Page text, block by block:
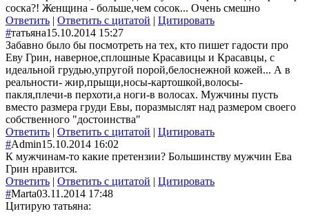
соска?! Женщина - больше,чем сосок... Очень смешно
Ответить | Ответить с цитатой | Цитировать
#татьяна15.10.2014 15:27
Забавно было бы посмотреть на тех, кто пишет гадости про
Еву Грин, наверное,сплошные Красавицы и Красавцы, с
идеальной грудью,упругой порой,белоснежной кожей... А в
реальности- жир,прыщи,носы-картошкой,волосы-
пакля,плечи-в перхоти,а ноги-в волосах. Мужчины пусть
вместо размера груди Евы, поразмыслят над размером своего
собственного "достоинства"
Ответить | Ответить с цитатой | Цитировать
#Admin15.10.2014 16:02
К мужчинам-то какие претензии? Большинству мужчин Ева
Грин нравится.
Ответить | Ответить с цитатой | Цитировать
#Marta03.11.2014 17:48
Цитирую татьяна: